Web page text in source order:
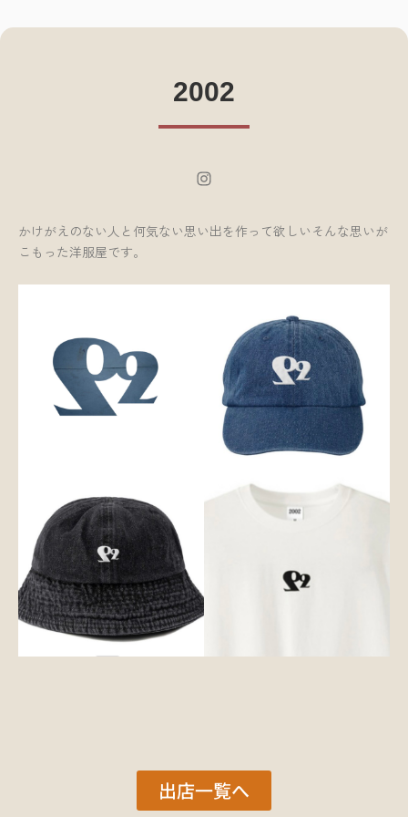
2002
Instagram
かけがえのない人と何気ない思い出を作って欲しいそんな思いが
こもった洋服屋です。
出店一覧へ